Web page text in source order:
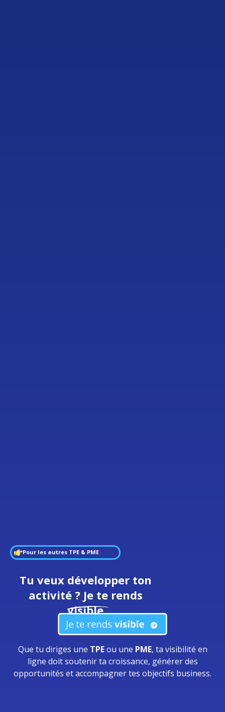
Pour les autres TPE & PME
Tu veux développer ton
activité ? Je te rends
visible
Que tu diriges une TPEou une PME, ta visibilité en
ligne doit soutenir ta croissance, générer des
opportunités et accompagner tes objectifs business.